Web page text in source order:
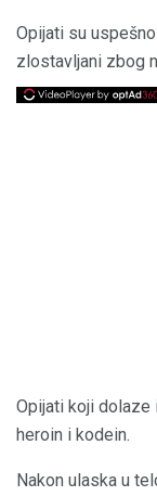
Opijati su
zlostavljani zbog
Opijati koji dolaze
heroin i kodein.
Nakon ulaska u